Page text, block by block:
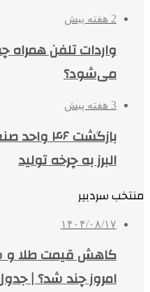
2 هفته پیش
واردات تلفن همراه
می‌شود؟
3 هفته پیش
بازگشت
البرز به چرخه تولید
منتخب سردبیر
۱۴۰۴/۰۸/۱۷
امروز چند شد؟ |